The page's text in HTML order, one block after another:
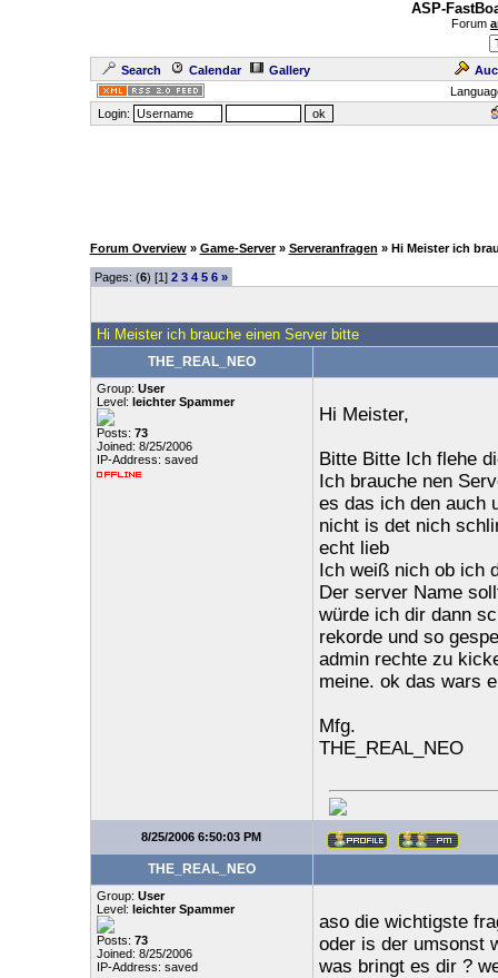
ASP-
Forum
Search Calendar Gallery
Login:
Forum Overview » Game-Server » Serveranfragen » Hi Meister ich
Pages: (6) [1] 2 3 4 5 6 »
Hi Meister ich brauche einen Server bitte
THE_REAL_NEO
Group: User
Level: leichter Spammer
Posts: 73
Joined: 8/25/2006
IP-Address: saved
Hi Meister,
Bitte Bitte Ich flehe
Ich brauche nen
es das ich den auch
nicht is det nich
echt lieb
Ich weiß nich ob ich
Der server Name
würde ich dir dann
rekorde und so
admin rechte zu
meine. ok das wars
Mfg.
THE_REAL_NEO
8/25/2006 6:50:03 PM
THE_REAL_NEO
Group: User
Level: leichter Spammer
Posts: 73
Joined: 8/25/2006
IP-Address: saved
aso die wichtigste
oder is der umsonst
was bringt es dir ?